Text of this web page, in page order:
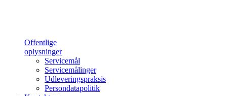
Offentlige
oplysninger
Servicemål
Servicemålinger
Udleveringspraksis
Persondatapolitik